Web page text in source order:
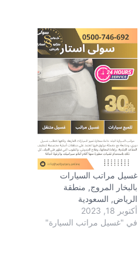
غسيل مراتب السيارات
بالبخار المروج, منطقة
الرياض, السعودية
أكتوبر 18, 2023
في "غسيل مراتب السيارة"